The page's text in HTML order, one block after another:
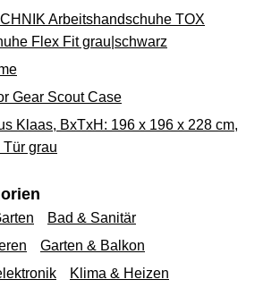
Arbeitshandschuhe TOX
Flex Fit grau|schwarz
Gear Scout Case
Klaas, BxTxH: 196 x 196 x 228 cm,
grau
Bad & Sanitär
Garten & Balkon
Klima & Heizen